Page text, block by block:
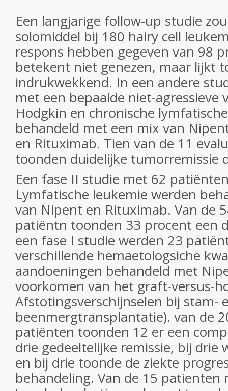
Een langjarige follow-up studie
solomiddel bij 180 hairy cell
respons hebben gegeven van 98
betekent niet genezen, maar lijkt
indrukwekkend. In een andere
met een bepaalde niet-agressieve
Hodgkin en chronische
behandeld met een mix van
en Rituximab. Tien van de 11
toonden duidelijke tumorremissie
Een fase II studie met 62
Lymfatische leukemie werden
van Nipent en Rituximab. Van de
patiëntn toonden 33 procent een
een fase I studie werden 23
verschillende hemaetologsiche
aandoeningen behandeld met
voorkomen van het graft-versus-
Afstotingsverschijnselen bij stam-
beenmergtransplantatie). van de
patiënten toonden 12 er een
drie gedeeltelijke remissie, bij drie
en bij drie toonde de ziekte
behandeling. Van de 15 patienten